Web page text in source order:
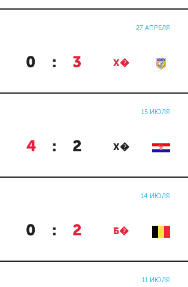
27 АПРЕЛЯ
0 : 3 Х�
15 ИЮЛЯ
4 : 2 Х�
14 ИЮЛЯ
0 : 2 Б�
11 ИЮЛЯ